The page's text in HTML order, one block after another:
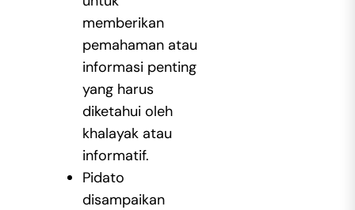
memberikan
pemahaman atau
informasi penting
yang harus
diketahui oleh
khalayak atau
informatif.
Pidato
disampaikan